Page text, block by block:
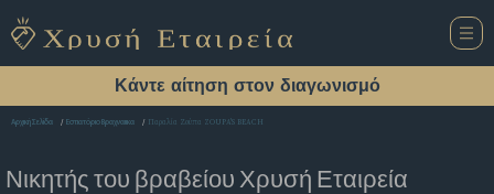
Κάντε αίτηση στον διαγωνισμό
Αρχική Σελίδα Εστιατόριο Βραχναιικα Παραλία Ζούπα ZOUPA'S BEACH
Νικητής του βραβείου Χρυσή Εταιρεία